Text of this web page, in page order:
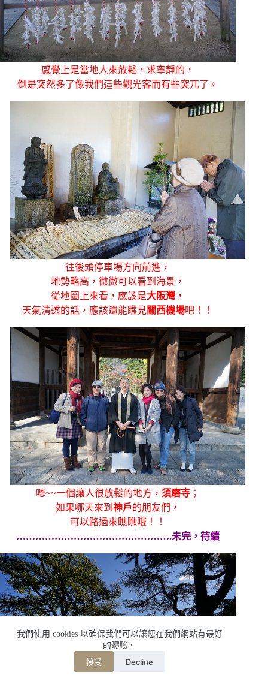
我們使用 cookies 以確保我們可以讓您在我們網站有最好
的體驗。
接受 Decline
感覺上是當地人來放鬆，求寧靜的，
倒是突然多了像我們這些觀光客而有些突兀了。
往後頭停車場方向前進，
地勢略高，微微可以看到海景，
從地圖上來看，應該是大阪灣 ，
天氣清透的話，應該還能瞧見關西機場吧！！
嗯~~一個讓人很放鬆的地方，須磨寺 ；
如果哪天來到神戶的朋友們，
可以路過來瞧瞧哦！！
………………………………………….未完，待續